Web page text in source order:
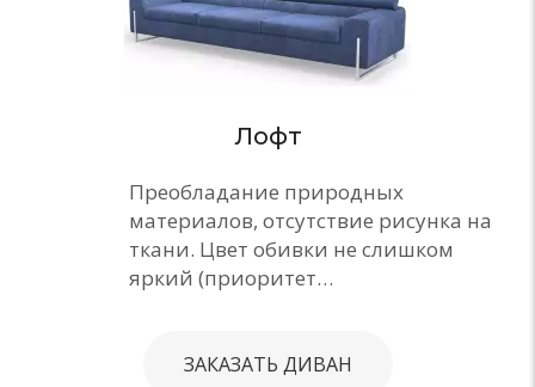
Лофт
Преобладание природных
материалов, отсутствие рисунка на
ткани. Цвет обивки не слишком
яркий (приоритет…
ЗАКАЗАТЬ ДИВАН